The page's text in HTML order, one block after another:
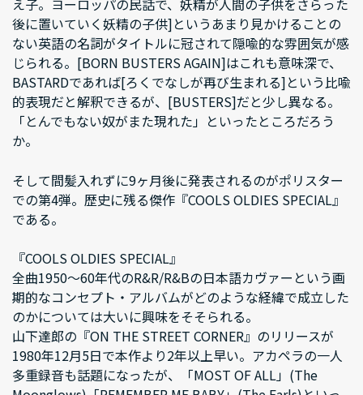
後に置いていく妖精の子供]というあまり見かけることの
ない英語の名詞がタイトルに冠されて隠喩的な雰囲気が感
じられる。[BORN BUSTERS AGAIN]はこれも意味深で、
BASTARDであれば[ろくでなしが再び生まれる]という比喩
的表現だと解釈できるが、[BUSTERS]だと少し異なる。
「とんでもない奴がまた現れた」といったところだろう
か。
そして間髪入れずに9ヶ月後に発表されるのがポリスター
での第4弾。歴史に残る傑作『COOLS OLDIES SPECIAL』
である。
『COOLS OLDIES SPECIAL』
全曲1950～60年代のR&R/R&Bの日本語カヴァーという画
期的なコンセプト・アルバムがどのような経緯で成立した
のかについては大いに興味をそそられる。
山下達郎の『ON THE STREET CORNER』のリリースが
1980年12月5日で本作より2年以上早い。アカペラの一人
多重録音も話題になったが、「MOST OF ALL」(The